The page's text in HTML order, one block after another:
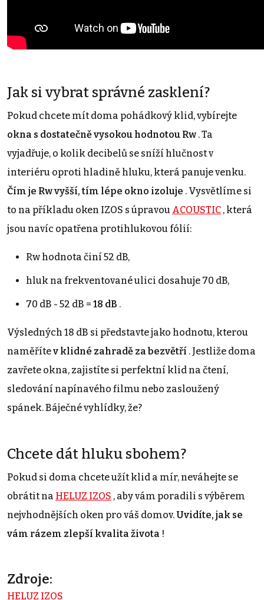
Jak si vybrat správné zasklení?
Pokud chcete mít doma pohádkový klid, vybírejte
okna s dostatečně vysokou hodnotou Rw . Ta
vyjadřuje, o kolik decibelů se sníží hlučnost v
interiéru oproti hladině hluku, která panuje venku.
Čím je Rw vyšší, tím lépe okno izoluje . Vysvětlíme si
to na příkladu oken IZOS s úpravou ACOUSTIC , která
jsou navíc opatřena protihlukovou fólií:
Rw hodnota činí 52 dB,
hluk na frekventované ulici dosahuje 70 dB,
70 dB - 52 dB = 18 dB .
Výsledných 18 dB si představte jako hodnotu, kterou
naměřítev klidné zahradě za bezvětří . Jestliže doma
zavřete okna, zajistíte si perfektní klid na čtení,
sledování napínavého filmu nebo zasloužený
spánek. Báječné vyhlídky, že?
Chcete dát hluku sbohem?
Pokud si doma chcete užít klid a mír, neváhejte se
obrátit na HELUZ IZOS , aby vám poradili s výběrem
nejvhodnějších oken pro váš domov.Uvidíte, jak se
vám rázem zlepší kvalita života !
Zdroje:
HELUZ IZOS